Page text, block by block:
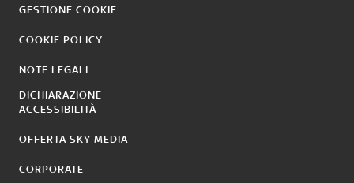
GESTIONE COOKIE
COOKIE POLICY
NOTE LEGALI
DICHIARAZIONE
ACCESSIBILITÀ
OFFERTA SKY MEDIA
CORPORATE